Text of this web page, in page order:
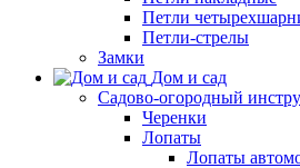
Петли
Петли-стрелы
Замки
Дом и сад
Садово-огородный
Черенки
Лопаты
Лопаты